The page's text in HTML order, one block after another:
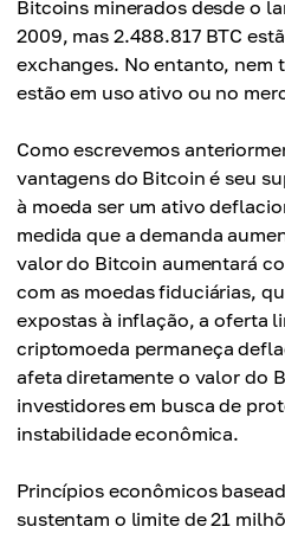
Bitcoins minerados desde o
2009, mas 2.488.817 BTC
exchanges. No entanto, nem
estão em uso ativo ou no
Como escrevemos
vantagens do Bitcoin é seu
à moeda ser um ativo
medida que a demanda
valor do Bitcoin aumentará
com as moedas fiduciárias,
expostas à inflação, a oferta
criptomoeda permaneça
afeta diretamente o valor do
investidores em busca de
instabilidade econômica.
Princípios econômicos
sustentam o limite de 21